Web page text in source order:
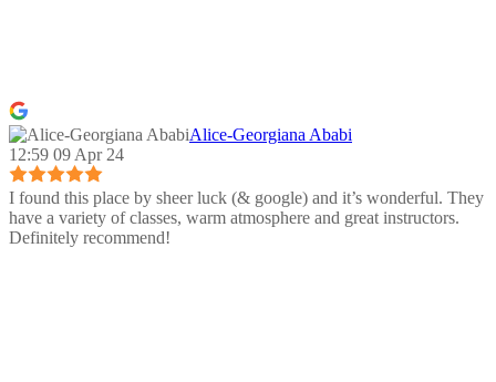
Alice-Georgiana Ababi
12:59 09 Apr 24
I found this place by sheer luck (& google) and it’s wonderful. They
have a variety of classes, warm atmosphere and great instructors.
Definitely recommend!